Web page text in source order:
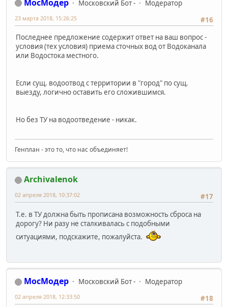
МосМодер Московский Бот -
Модератор
#16
23 марта 2018, 15:26:25
Последнее предложение содержит ответ на ваш вопрос -
условия (тех условия) приема сточных вод от Водоканала
или Водостока местного.
Если сущ. водоотвод с территории в "город" по сущ.
выезду, логично оставить его сложившимся.
Но без ТУ на водоотведение - никак.
Генплан - это то, что нас объединяет!
Archivalenok
#17
02 апреля 2018, 10:37:02
Т.е. в ТУ должна быть прописана возможность сброса на
дорогу? Ни разу не сталкивалась с подобными
ситуациями, подскажите, пожалуйста.
МосМодер Московский Бот -
Модератор
#18
02 апреля 2018, 12:33:50